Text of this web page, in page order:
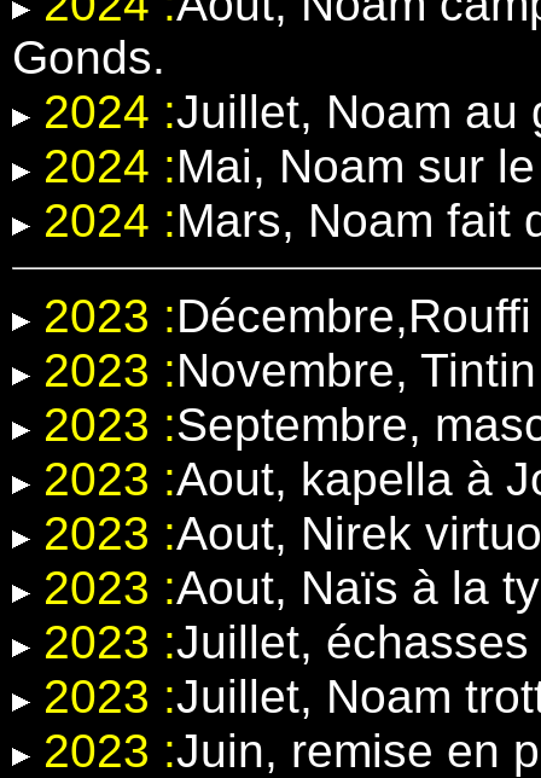
Gonds.
2024 :Juillet, Noam au
2024 :Mai, Noam sur
2024 :Mars, Noam fait
2023 :
2023 :Novembre,
2023 :Septembre,
2023 :Aout, kapella à
2023 :Aout, Nirek
2023 :Aout, Naïs à la
2023 :Juillet,
2023 :Juillet, Noam
2023 :Juin, remise en